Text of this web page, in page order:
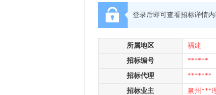
登录后即可查看招标详情内
所属地区 福建
招标编号 ******
招标代理 *******
招标业主 泉州***